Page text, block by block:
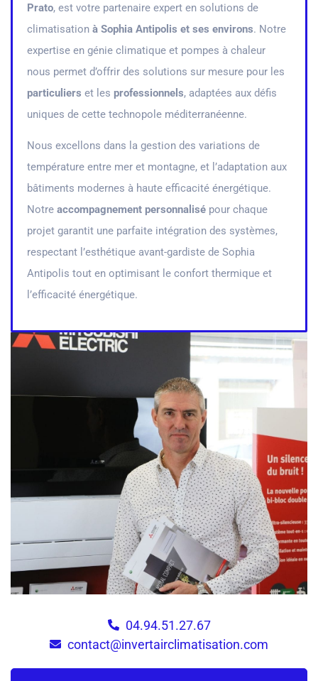
Prato, est votre partenaire expert en solutions de
climatisation à Sophia Antipolis et ses environs. Notre
expertise en génie climatique et pompes à chaleur
nous permet d’offrir des solutions sur mesure pour les
particuliers et les professionnels, adaptées aux défis
uniques de cette technopole méditerranéenne.
Nous excellons dans la gestion des variations de
température entre mer et montagne, et l’adaptation aux
bâtiments modernes à haute efficacité énergétique.
Notre accompagnement personnalisé pour chaque
projet garantit une parfaite intégration des systèmes,
respectant l’esthétique avant-gardiste de Sophia
Antipolis tout en optimisant le confort thermique et
l’efficacité énergétique.
04.94.51.27.67
contact@invertairclimatisation.com